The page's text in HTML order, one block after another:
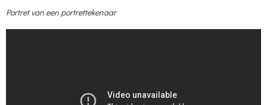
Portret van een portrettekenaar